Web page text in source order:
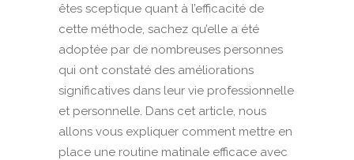
êtes sceptique quant à l’efficacité de
cette méthode, sachez qu’elle a été
adoptée par de nombreuses personnes
qui ont constaté des améliorations
significatives dans leur vie professionnelle
et personnelle. Dans cet article, nous
allons vous expliquer comment mettre en
place une routine matinale efficace avec